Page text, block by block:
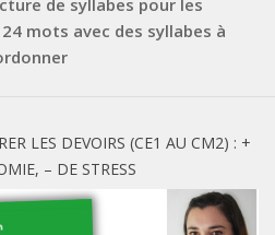
de syllabes pour les
mots avec des syllabes à
LES DEVOIRS (CE1 AU CM2) : +
– DE STRESS